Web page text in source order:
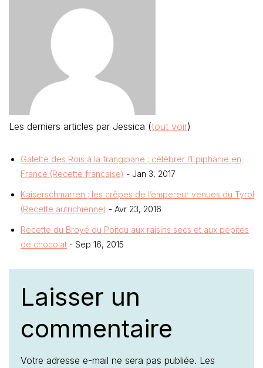
Les derniers articles par Jessica (tout voir)
Galette des Rois à la frangipane ; célébrer l’Epiphanie en
France (Recette francaise) - Jan 3, 2017
Kaiserschmarren ; les crêpes de l’empereur venues du Tyrol
(Recette autrichienne) - Avr 23, 2016
Recette du Broyé du Poitou aux raisins secs et aux pépites
de chocolat - Sep 16, 2015
Laisser un
commentaire
Votre adresse e-mail ne sera pas publiée. Les